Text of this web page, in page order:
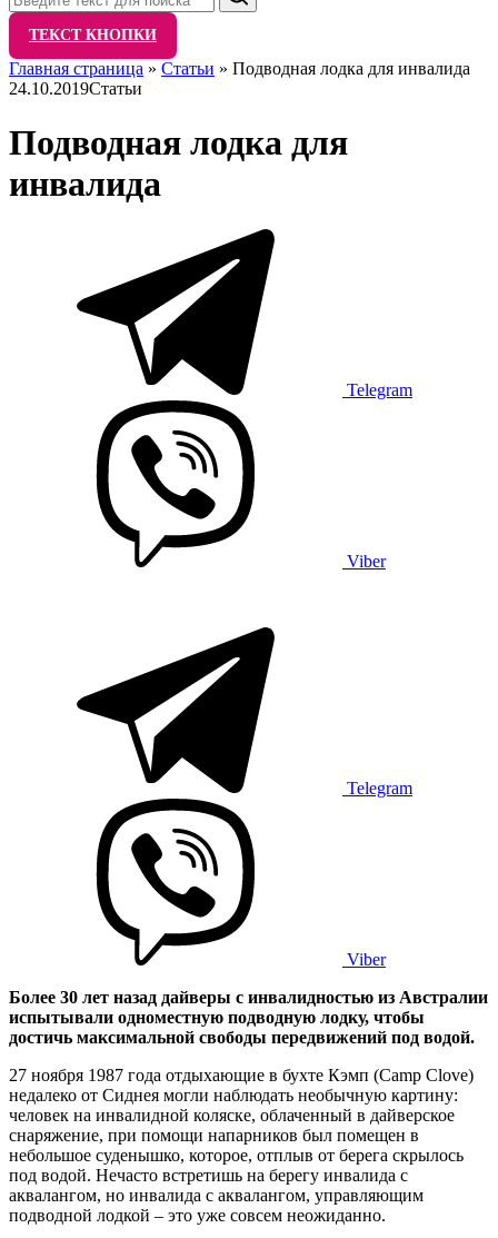
ТЕКСТ КНОПКИ
Главная страница » Статьи » Подводная лодка для инвалида
24.10.2019Статьи
Подводная лодка для
инвалида
Telegram
Viber
Telegram
Viber
Более 30 лет назад дайверы с инвалидностью из Австралии
испытывали одноместную подводную лодку, чтобы
достичь максимальной свободы передвижений под водой.
27 ноября 1987 года отдыхающие в бухте Кэмп (Camp Clove)
недалеко от Сиднея могли наблюдать необычную картину:
человек на инвалидной коляске, облаченный в дайверское
снаряжение, при помощи напарников был помещен в
небольшое суденышко, которое, отплыв от берега скрылось
под водой. Нечасто встретишь на берегу инвалида с
аквалангом, но инвалида с аквалангом, управляющим
подводной лодкой – это уже совсем неожиданно.